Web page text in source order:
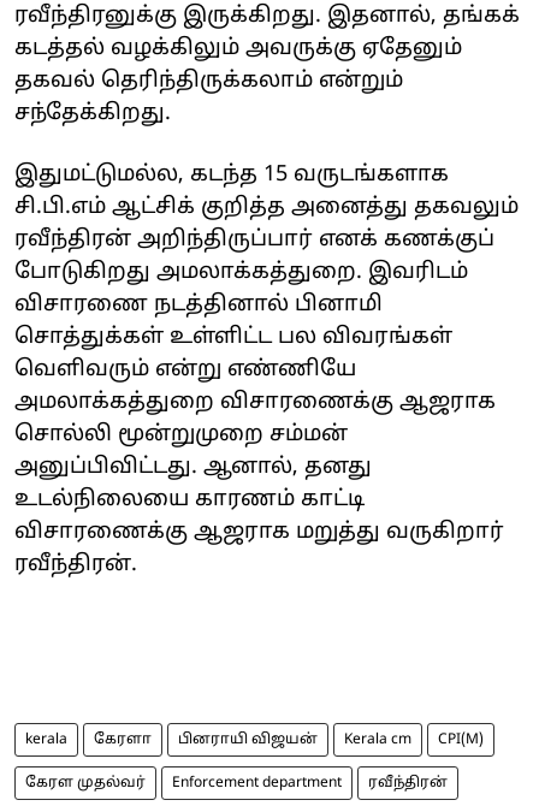
ரவீந்திரனுக்கு இருக்கிறது. இதனால், தங்கக்
கடத்தல் வழக்கிலும் அவருக்கு ஏதேனும்
தகவல் தெரிந்திருக்கலாம் என்றும்
சந்தேக்கிறது.
இதுமட்டுமல்ல, கடந்த 15 வருடங்களாக
சி.பி.எம் ஆட்சிக் குறித்த அனைத்து தகவலும்
ரவீந்திரன் அறிந்திருப்பார் எனக் கணக்குப்
போடுகிறது அமலாக்கத்துறை. இவரிடம்
விசாரணை நடத்தினால் பினாமி
சொத்துக்கள் உள்ளிட்ட பல விவரங்கள்
வெளிவரும் என்று எண்ணியே
அமலாக்கத்துறை விசாரணைக்கு ஆஜராக
சொல்லி மூன்றுமுறை சம்மன்
அனுப்பிவிட்டது. ஆனால், தனது
உடல்நிலையை காரணம் காட்டி
விசாரணைக்கு ஆஜராக மறுத்து வருகிறார்
ரவீந்திரன்.
kerala கேரளா பினராயி விஜயன் Kerala cm CPI(M)
கேரள முதல்வர் Enforcement department ரவீந்திரன்